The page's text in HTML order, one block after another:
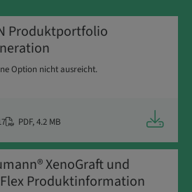
Produktportfolio
Option nicht ausreicht.
PDF,4.2 MB
XenoGraft und
Produktinformation